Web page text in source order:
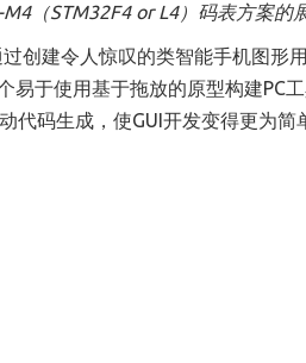
M4（STM32F4 or L4） 码表方案的
创建令人惊叹的类智能手机图形
易于使用基于拖放的原型构建PC
代码生成，使GUI开发变得更为简